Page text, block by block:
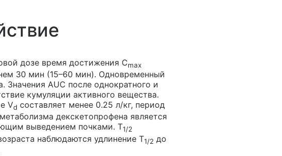
дозе время достижения Cmax
30 мин (15–60 мин). Одновременный
AUC после однократного и
кумуляции активного вещества.
Vd составляет менее 0.25 л/кг, период
декскетопрофена является
выведением почками. Т1/2
наблюдаются удлинение Т1/2 до